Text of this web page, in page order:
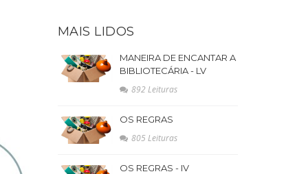
MAIS LIDOS
MANEIRA DE ENCANTAR A
BIBLIOTECÁRIA - LV
892 Leituras
OS REGRAS
805 Leituras
OS REGRAS - IV